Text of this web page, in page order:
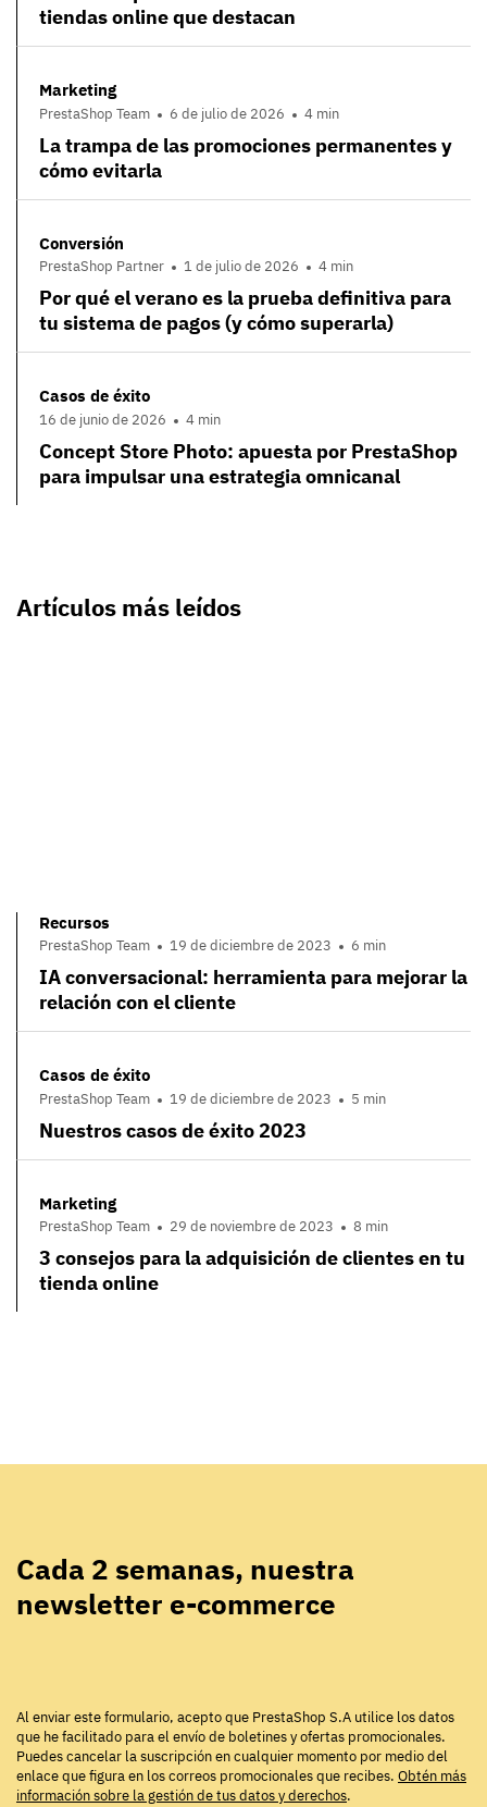
tiendas online que destacan
Marketing
PrestaShop Team 6 de julio de 2026 4 min
La trampa de las promociones permanentes y
cómo evitarla
Conversión
PrestaShop Partner 1 de julio de 2026 4 min
Por qué el verano es la prueba definitiva para
tu sistema de pagos (y cómo superarla)
Casos de éxito
16 de junio de 2026 4 min
Concept Store Photo: apuesta por PrestaShop
para impulsar una estrategia omnicanal
Artículos más leídos
Recursos
PrestaShop Team 19 de diciembre de 2023 6 min
IA conversacional: herramienta para mejorar la
relación con el cliente
Casos de éxito
PrestaShop Team 19 de diciembre de 2023 5 min
Nuestros casos de éxito 2023
Marketing
PrestaShop Team 29 de noviembre de 2023 8 min
3 consejos para la adquisición de clientes en tu
tienda online
Cada 2 semanas, nuestra
newsletter e-commerce
Al enviar este formulario, acepto que PrestaShop S.A utilice los datos
que he facilitado para el envío de boletines y ofertas promocionales.
Puedes cancelar la suscripción en cualquier momento por medio del
enlace que figura en los correos promocionales que recibes. Obtén más
información sobre la gestión de tus datos y derechos.